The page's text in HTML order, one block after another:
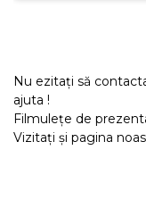
Nu ezitați să
ajuta !
Filmulețe de
Vizitați și pagina